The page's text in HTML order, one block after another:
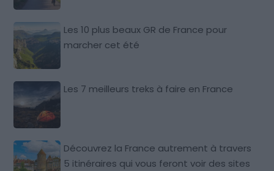
Les 10 plus beaux GR de France pour
marcher cet été
Les 7 meilleurs treks à faire en France
Découvrez la France autrement à travers
5 itinéraires qui vous feront voir des sites